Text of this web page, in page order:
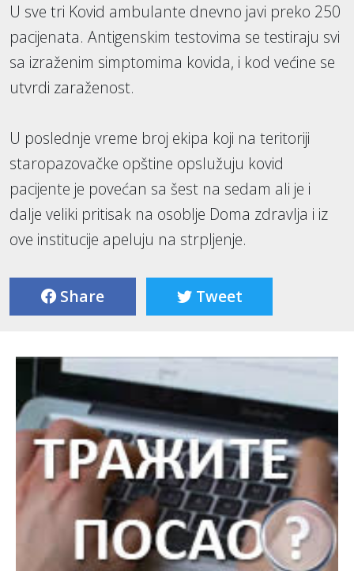
U sve tri Kovid ambulante dnevno javi preko 250
pacijenata. Antigenskim testovima se testiraju svi
sa izraženim simptomima kovida, i kod većine se
utvrdi zaraženost.
U poslednje vreme broj ekipa koji na teritoriji
staropazovačke opštine opslužuju kovid
pacijente je povećan sa šest na sedam ali je i
dalje veliki pritisak na osoblje Doma zdravlja i iz
ove institucije apeluju na strpljenje.
Share Tweet